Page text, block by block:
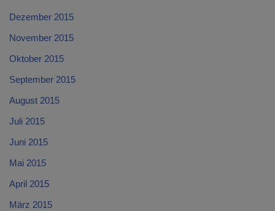
Dezember 2015
November 2015
Oktober 2015
September 2015
August 2015
Juli 2015
Juni 2015
Mai 2015
April 2015
März 2015